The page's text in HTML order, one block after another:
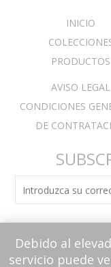
INICIO
PRODUCTOS
AVISO LEGAL
CONDICIONES
DE
Debido al
servicio puede